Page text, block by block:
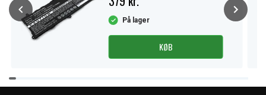
På lager
KØB
Item
1